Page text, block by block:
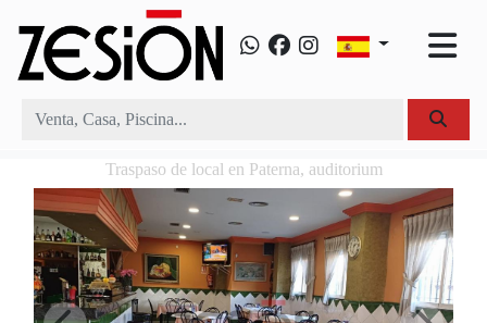
Traspaso de local en Paterna, auditorium